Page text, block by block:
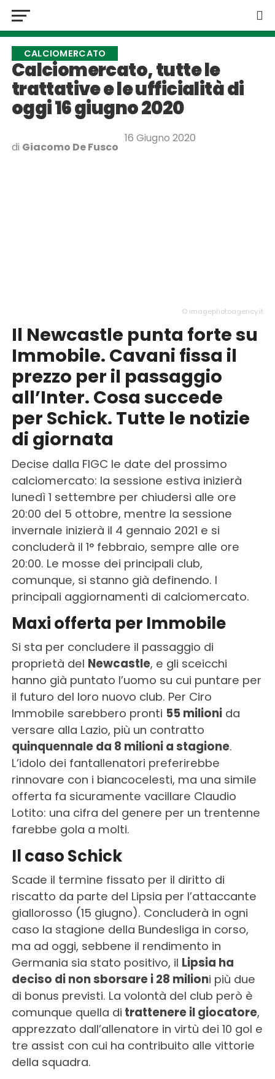
CALCIOMERCATO
Calciomercato, tutte le
trattative e le ufficialità di
oggi 16 giugno 2020
di Giacomo De Fusco
16 Giugno 2020
© imagephotoagency.it
Il Newcastle punta forte su
Immobile. Cavani fissa il
prezzo per il passaggio
all’Inter. Cosa succede
per Schick. Tutte le notizie
di giornata
Decise dalla FIGC le date del prossimo
calciomercato: la sessione estiva inizierà
lunedì 1 settembre per chiudersi alle ore
20:00 del 5 ottobre, mentre la sessione
invernale inizierà il 4 gennaio 2021 e si
concluderà il 1° febbraio, sempre alle ore
20:00. Le mosse dei principali club,
comunque, si stanno già definendo. I
principali aggiornamenti di calciomercato.
Maxi offerta per Immobile
Si sta per concludere il passaggio di
proprietà del Newcastle, e gli sceicchi
hanno già puntato l’uomo su cui puntare per
il futuro del loro nuovo club. Per Ciro
Immobile sarebbero pronti 55 milionida
versare alla Lazio, più un contratto
quinquennale da 8 milioni a stagione.
L’idolo dei fantallenatori preferirebbe
rinnovare con i biancocelesti, ma una simile
offerta fa sicuramente vacillare Claudio
Lotito: una cifra del genere per un trentenne
farebbe gola a molti.
Il caso Schick
Scade il termine fissato per il diritto di
riscatto da parte del Lipsia per l’attaccante
giallorosso (15 giugno). Concluderà in ogni
caso la stagione della Bundesliga in corso,
ma ad oggi, sebbene il rendimento in
Germania sia stato positivo, il Lipsia ha
deciso di non sborsare i 28 milioni più due
di bonus previsti. La volontà del club però è
comunque quella di trattenere il giocatore,
apprezzato dall’allenatore in virtù dei 10 gol e
tre assist con cui ha contribuito alle vittorie
della squadra.